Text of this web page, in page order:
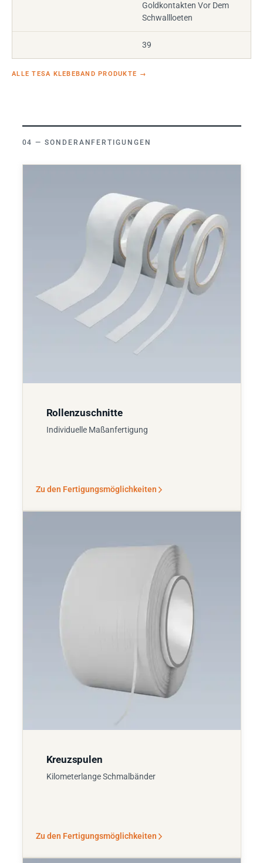
Goldkontakten Vor Dem
Schwallloeten
39
ALLE TESA KLEBEBAND PRODUKTE →
SONDERANFERTIGUNGEN
Rollenzuschnitte
Individuelle Maßanfertigung
Zu den Fertigungsmöglichkeiten
Kreuzspulen
Kilometerlange Schmalbänder
Zu den Fertigungsmöglichkeiten